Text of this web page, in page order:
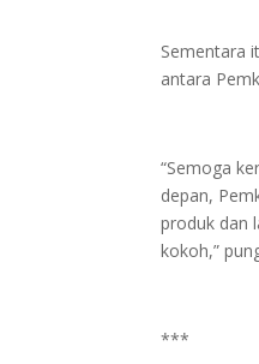
Sementara
antara
“Semoga
depan,
produk dan
kokoh,”
***